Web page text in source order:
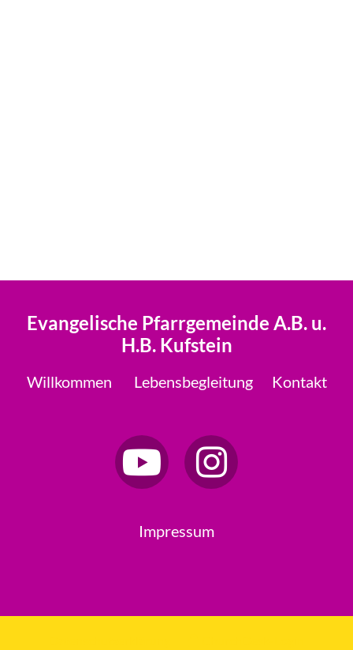
Evangelische Pfarrgemeinde A.B. u.
H.B. Kufstein
Willkommen Lebensbegleitung Kontakt
Impressum